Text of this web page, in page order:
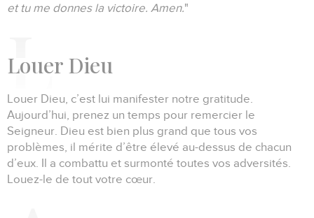
et tu me donnes la victoire. Amen."
Louer Dieu
Louer Dieu, c’est lui manifester notre gratitude.
Aujourd’hui, prenez un temps pour remercier le
Seigneur. Dieu est bien plus grand que tous vos
problèmes, il mérite d’être élevé au-dessus de chacun
d’eux. Il a combattu et surmonté toutes vos adversités.
Louez-le de tout votre cœur.